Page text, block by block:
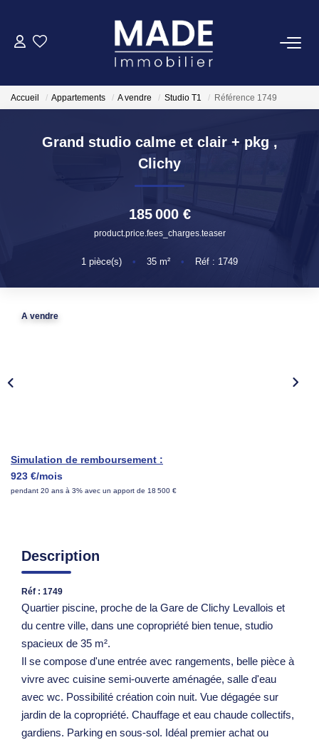
ACHETER
ESTIMER
NOTRE AGENCE
Accueil Appartements A vendre Studio T1 Référence 1749
Grand studio calme et clair + pkg ,
Clichy
185 000 €
product.price.fees_charges.teaser
1 pièce(s) • 35 m² • Réf : 1749
A vendre
Simulation de remboursement :
923 €/mois
pendant 20 ans à 3% avec un apport de 18 500 €
Description
Réf : 1749
Quartier piscine, proche de la Gare de Clichy Levallois et
du centre ville, dans une copropriété bien tenue, studio
spacieux de 35 m².
Il se compose d'une entrée avec rangements, belle pièce à
vivre avec cuisine semi-ouverte aménagée, salle d'eau
avec wc. Possibilité création coin nuit. Vue dégagée sur
jardin de la copropriété. Chauffage et eau chaude collectifs,
gardiens. Parking en sous-sol. Idéal premier achat ou